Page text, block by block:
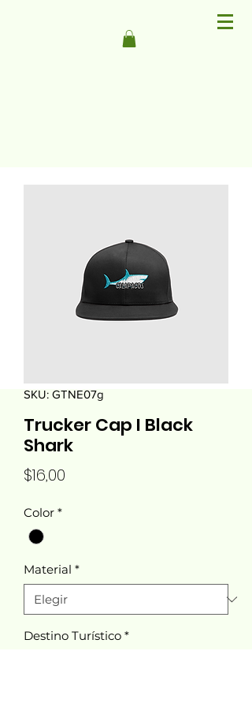
SKU: GTNE07g
Trucker Cap I Black
Shark
$16,00
Color *
Material *
Destino Turístico *